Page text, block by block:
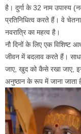
है। दुर्गा के 32 नाम उपास्य
प्रतिनिधित्व करते हैं। वे
नवरात्रि का महत्व है।
नौ दिनों के लिए एक विशिष्ट
जीवन में बदलाव करते हैं।
जाए, खुद को कैसे रखा जाए,
अनुष्ठान के रूप में जाना जाता